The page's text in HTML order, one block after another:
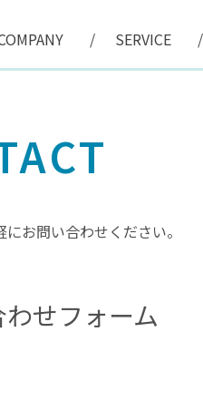
SERVICE
お問い合わせください。
せフォーム